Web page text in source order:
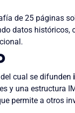
de 25 páginas
datos históricos,
cual se difunden
y una estructura
permite a otros